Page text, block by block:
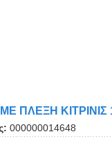
ΠΛΕΞΗ ΚΙΤΡΙΝΙΣ
000000014648